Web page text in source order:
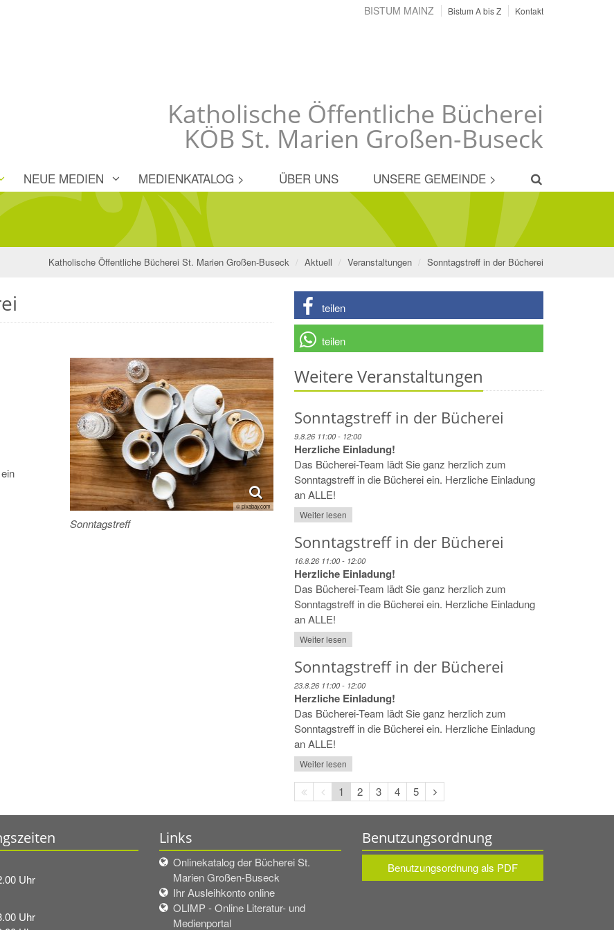
Katholische Öffentliche Bücherei
KÖB St. Marien Großen-Buseck
BISTUM MAINZ Bistum A bis Z Kontakt
NEUE MEDIEN MEDIENKATALOG > ÜBER UNS UNSERE GEMEINDE >
Katholische Öffentliche Bücherei St. Marien Großen-Buseck Aktuell Veranstaltungen Sonntagstreff in der Bücherei
© pixabay.com
Sonntagstreff
teilen
teilen
Weitere Veranstaltungen
Sonntagstreff in der Bücherei
9.8.26 11:00 - 12:00
Herzliche Einladung!
Das Bücherei-Team lädt Sie ganz herzlich zum
Sonntagstreff in die Bücherei ein. Herzliche Einladung
an ALLE!
Weiter lesen
Sonntagstreff in der Bücherei
16.8.26 11:00 - 12:00
Herzliche Einladung!
Das Bücherei-Team lädt Sie ganz herzlich zum
Sonntagstreff in die Bücherei ein. Herzliche Einladung
an ALLE!
Weiter lesen
Sonntagstreff in der Bücherei
23.8.26 11:00 - 12:00
Herzliche Einladung!
Das Bücherei-Team lädt Sie ganz herzlich zum
Sonntagstreff in die Bücherei ein. Herzliche Einladung
an ALLE!
Weiter lesen
Erste
Seite
Vorherige
Seite
1 2 3 4 5
Nächste
Seite
Uhr
Uhr
Links
Onlinekatalog der Bücherei St.
Marien Großen-Buseck
Ihr Ausleihkonto online
OLIMP - Online Literatur- und
Medienportal
Benutzungsordnung
Benutzungsordnung als PDF